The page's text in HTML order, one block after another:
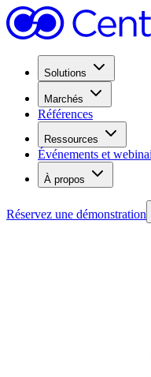
Solutions
Marchés
Références
Ressources
Événements et
À propos
Réservez une démonstration